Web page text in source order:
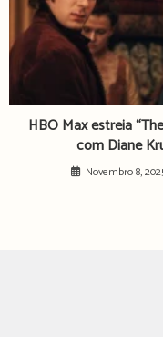
HBO Max estreia
com Diane
Novembro 8,